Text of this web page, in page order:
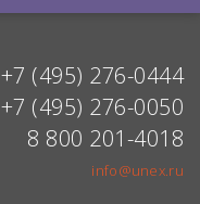
+7 (495) 276-0444
+7 (495) 276-0050
8 800 201-4018
info@unex.ru